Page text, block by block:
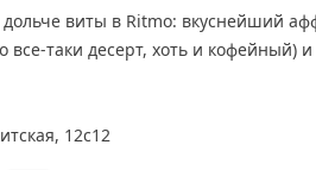
виты в Ritmo: вкуснейший
все-таки десерт, хоть и
12с12